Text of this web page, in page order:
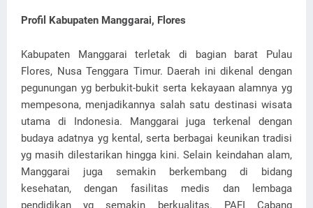
Profil Kabupaten Manggarai, Flores
Kabupaten Manggarai terletak di bagian barat Pulau
Flores, Nusa Tenggara Timur. Daerah ini dikenal dengan
pegunungan yg berbukit-bukit serta kekayaan alamnya yg
mempesona, menjadikannya salah satu destinasi wisata
utama di Indonesia. Manggarai juga terkenal dengan
budaya adatnya yg kental, serta berbagai keunikan tradisi
yg masih dilestarikan hingga kini. Selain keindahan alam,
Manggarai juga semakin berkembang di bidang
kesehatan, dengan fasilitas medis dan lembaga
pendidikan yg semakin berkualitas. PAFI Cabang